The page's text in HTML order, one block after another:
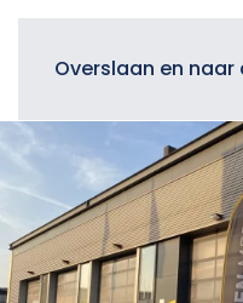
Overslaan en